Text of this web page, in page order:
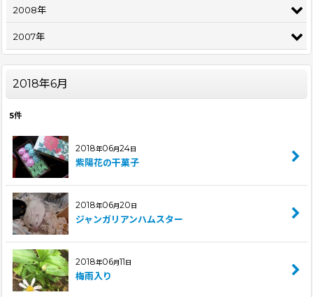
2018年6月
5件
2018年06月24日
紫陽花の干菓子
2018年06月20日
ジャンガリアンハムスター
2018年06月11日
梅雨入り
2008年
2007年